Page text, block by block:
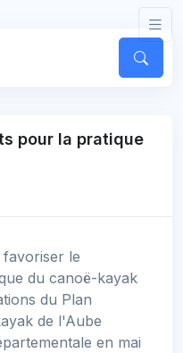
pour la pratique
favoriser le
du canoë-kayak
du Plan
de l'Aube
en mai